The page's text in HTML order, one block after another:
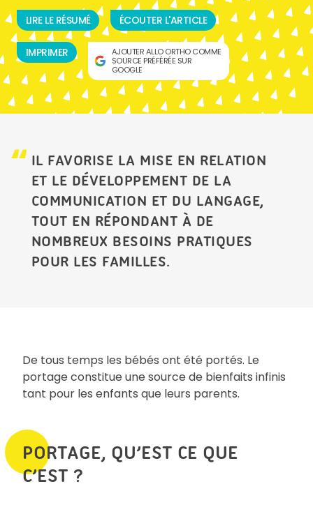
LIRE LE RÉSUMÉ ÉCOUTER L'ARTICLE
IMPRIMER
AJOUTER ALLO ORTHO COMME
SOURCE PRÉFÉRÉE SUR
GOOGLE
IL FAVORISE LA MISE EN RELATION
ET LE DÉVELOPPEMENT DE LA
COMMUNICATION ET DU LANGAGE,
TOUT EN RÉPONDANT À DE
NOMBREUX BESOINS PRATIQUES
POUR LES FAMILLES.
De tous temps les bébés ont été portés. Le
portage constitue une source de bienfaits infinis
tant pour les enfants que leurs parents.
PORTAGE, QU’EST CE QUE
C’EST ?